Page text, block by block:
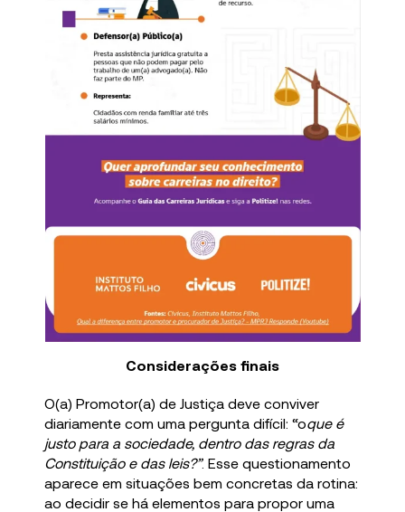
Considerações finais
O(a) Promotor(a) de Justiça deve conviver
diariamente com uma pergunta difícil: “oque é
justo para a sociedade, dentro das regras da
Constituição e das leis?”. Esse questionamento
aparece em situações bem concretas da rotina:
ao decidir se há elementos para propor uma